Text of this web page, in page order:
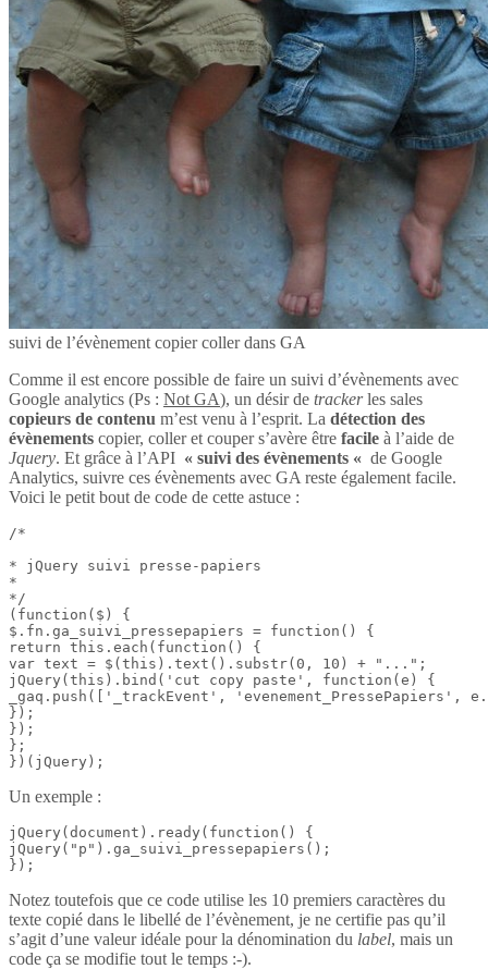
suivi de l’évènement copier coller dans GA
Comme il est encore possible de faire un suivi d’évènements avec
Google analytics (Ps : Not GA), un désir de trackerles sales
copieurs de contenu m’est venu à l’esprit. La détection des
évènements copier, coller et couper s’avère être facile à l’aide de
Jquery. Et grâce à l’API « suivi des évènements « de Google
Analytics, suivre ces évènements avec GA reste également facile.
Voici le petit bout de code de cette astuce :
/*
* jQuery suivi presse-papiers
*
*/
(function($) {
$.fn.ga_suivi_pressepapiers = function() {
return this.each(function() {
var text = $(this).text().substr(0, 10) + "...";
jQuery(this).bind('cut copy paste', function(e) {
_gaq.push(['_trackEvent', 'evenement_PressePapiers',
});
});
};
})(jQuery);
Un exemple :
jQuery(document).ready(function() {
jQuery("p").ga_suivi_pressepapiers();
});
Notez toutefois que ce code utilise les 10 premiers caractères du
texte copié dans le libellé de l’évènement, je ne certifie pas qu’il
s’agit d’une valeur idéale pour la dénomination du label, mais un
code ça se modifie tout le temps :-).